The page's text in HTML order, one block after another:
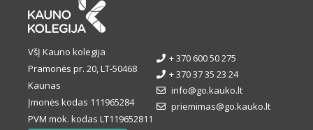
VšĮ Kauno kolegija
Pramonės pr. 20, LT-50468
Kaunas
Įmonės kodas 111965284
PVM mok. kodas LT119652811
+ 370 600 50 275
+ 370 37 35 23 24
info@go.kauko.lt
priemimas@go.kauko.lt